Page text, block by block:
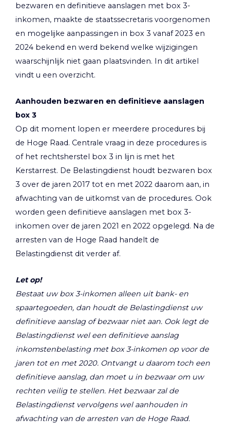
bezwaren en definitieve aanslagen met box 3-
inkomen, maakte de staatssecretaris voorgenomen
en mogelijke aanpassingen in box 3 vanaf 2023 en
2024 bekend en werd bekend welke wijzigingen
waarschijnlijk niet gaan plaatsvinden. In dit artikel
vindt u een overzicht.
Aanhouden bezwaren en definitieve aanslagen
box 3
Op dit moment lopen er meerdere procedures bij
de Hoge Raad. Centrale vraag in deze procedures is
of het rechtsherstel box 3 in lijn is met het
Kerstarrest. De Belastingdienst houdt bezwaren box
3 over de jaren 2017 tot en met 2022 daarom aan, in
afwachting van de uitkomst van de procedures. Ook
worden geen definitieve aanslagen met box 3-
inkomen over de jaren 2021 en 2022 opgelegd. Na de
arresten van de Hoge Raad handelt de
Belastingdienst dit verder af.
Let op!
Bestaat uw box 3-inkomen alleen uit bank- en
spaartegoeden, dan houdt de Belastingdienst uw
definitieve aanslag of bezwaar niet aan. Ook legt de
Belastingdienst wel een definitieve aanslag
inkomstenbelasting met box 3-inkomen op voor de
jaren tot en met 2020. Ontvangt u daarom toch een
definitieve aanslag, dan moet u in bezwaar om uw
rechten veilig te stellen. Het bezwaar zal de
Belastingdienst vervolgens wel aanhouden in
afwachting van de arresten van de Hoge Raad.